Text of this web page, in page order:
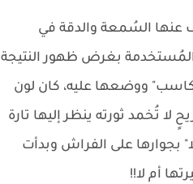
عنها السُمعة والدقة في
المُستخدمة بغرض ظهور النتيجة
ووضعها عليه، كان لون
لا تُخمد ثورته ينظر إليها تارة
على الفراش وبدأت
أم لا!!